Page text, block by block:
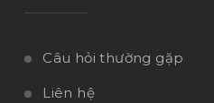
Câu hỏi thường gặp
Liên hệ